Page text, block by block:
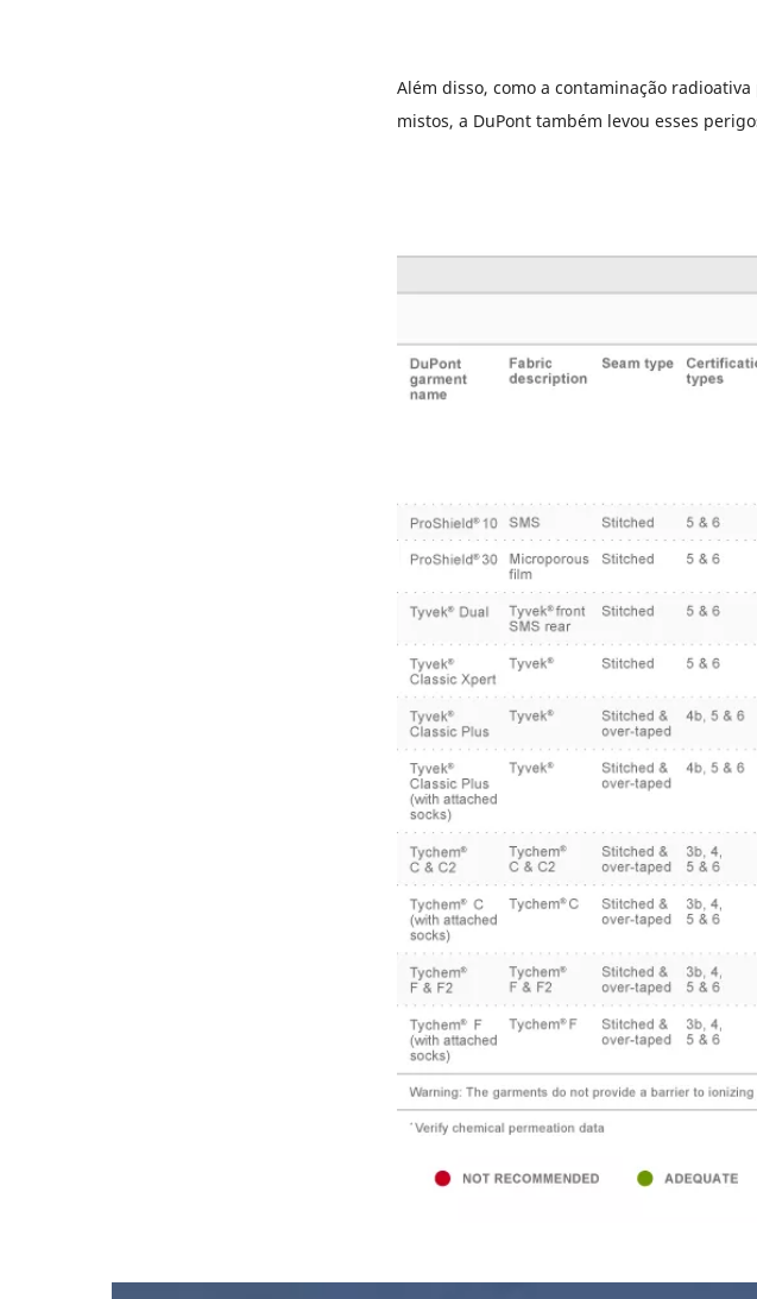
Além disso, como a contaminação
mistos, a DuPont também levou esses